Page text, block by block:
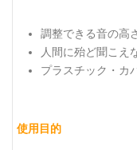
調整できる音の高
人間に殆ど聞こえ
プラスチック・カ
使用目的